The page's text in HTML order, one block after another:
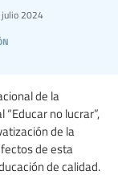
2024
de la
no lucrar”,
de la
de esta
de calidad.